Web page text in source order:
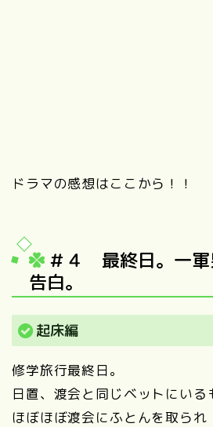
ドラマの感想はここから！！
＃４ 最終日。一軍
告白。
起床編
修学旅行最終日。
日置、渡会と同じベットにいる
ほぼほぼ渡会にふとんを取られ